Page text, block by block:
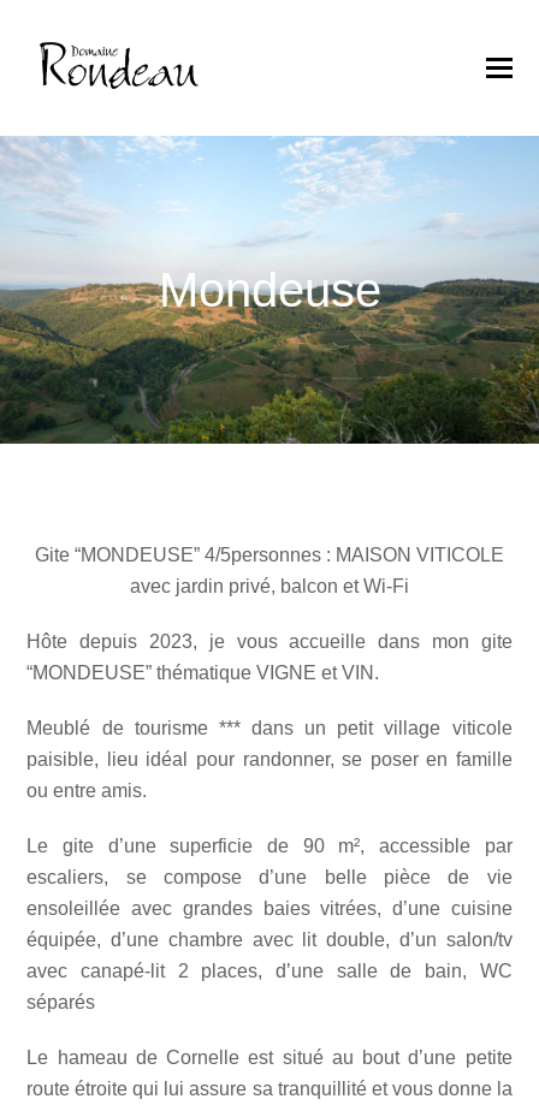
Mondeuse
Gite “MONDEUSE” 4/5personnes : MAISON VITICOLE
avec jardin privé, balcon et Wi-Fi
Hôte depuis 2023, je vous accueille dans mon gite
“MONDEUSE” thématique VIGNE et VIN.
Meublé de tourisme *** dans un petit village viticole
paisible, lieu idéal pour randonner, se poser en famille
ou entre amis.
Le gite d’une superficie de 90 m², accessible par
escaliers, se compose d’une belle pièce de vie
ensoleillée avec grandes baies vitrées, d’une cuisine
équipée, d’une chambre avec lit double, d’un salon/tv
avec canapé-lit 2 places, d’une salle de bain, WC
séparés
Le hameau de Cornelle est situé au bout d’une petite
route étroite qui lui assure sa tranquillité et vous donne la